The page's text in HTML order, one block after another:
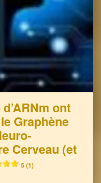
ont
Graphène
Cerveau (et
5 (1)